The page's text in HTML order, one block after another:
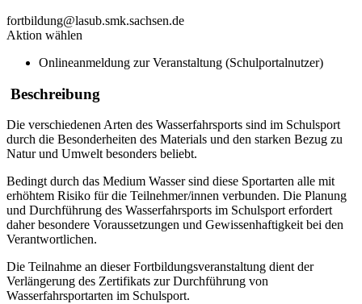
fortbildung@lasub.smk.sachsen.de
Aktion wählen
Onlineanmeldung zur Veranstaltung (Schulportalnutzer)
Beschreibung
Die verschiedenen Arten des Wasserfahrsports sind im Schulsport
durch die Besonderheiten des Materials und den starken Bezug zu
Natur und Umwelt besonders beliebt.
Bedingt durch das Medium Wasser sind diese Sportarten alle mit
erhöhtem Risiko für die Teilnehmer/innen verbunden. Die Planung
und Durchführung des Wasserfahrsports im Schulsport erfordert
daher besondere Voraussetzungen und Gewissenhaftigkeit bei den
Verantwortlichen.
Die Teilnahme an dieser Fortbildungsveranstaltung dient der
Verlängerung des Zertifikats zur Durchführung von
Wasserfahrsportarten im Schulsport.